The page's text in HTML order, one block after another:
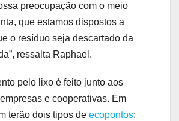
preocupação com o meio
que estamos dispostos a
o resíduo seja descartado da
ressalta Raphael.
pelo lixo é feito junto aos
e cooperativas. Em
terão dois tipos de ecopontos: